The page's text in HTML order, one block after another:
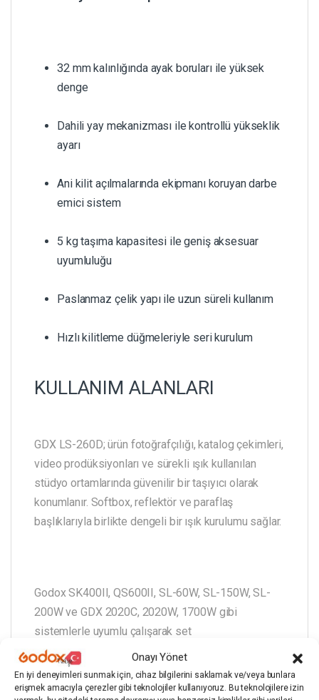
Onayı Yönet
En iyi deneyimleri sunmak için, cihaz bilgilerini saklamak ve/veya bunlara
erişmek amacıyla çerezler gibi teknolojiler kullanıyoruz. Bu teknolojilere izin
32 mm kalınlığında ayak boruları ile yüksek
denge
Dahili yay mekanizması ile kontrollü yükseklik
ayarı
Ani kilit açılmalarında ekipmanı koruyan darbe
emici sistem
5 kg taşıma kapasitesi ile geniş aksesuar
uyumluluğu
Paslanmaz çelik yapı ile uzun süreli kullanım
Hızlı kilitleme düğmeleriyle seri kurulum
KULLANIM ALANLARI
GDX LS-260D; ürün fotoğrafçılığı, katalog çekimleri,
video prodüksiyonları ve sürekli ışık kullanılan
stüdyo ortamlarında güvenilir bir taşıyıcı olarak
konumlanır. Softbox, reflektör ve paraflaş
başlıklarıyla birlikte dengeli bir ışık kurulumu sağlar.
Godox SK400II, QS600II, SL-60W, SL-150W, SL-
200W ve GDX 2020C, 2020W, 1700W gibi
sistemlerle uyumlu çalışarak set
standardizasyonunu kolaylaştırır.